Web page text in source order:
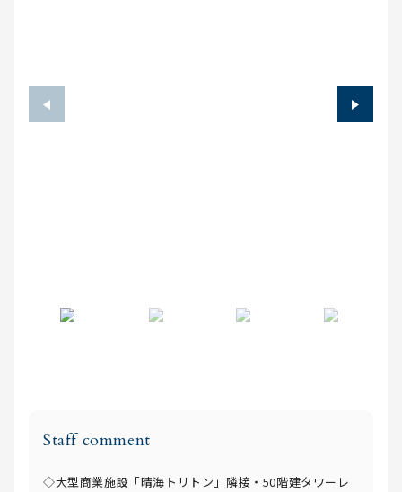
Staff comment
◇大型商業施設「晴海トリトン」隣接・50階建タワーレ